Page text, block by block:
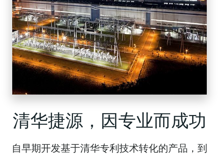
清华捷源，因专业而成功
自早期开发基于清华专利技术转化的产品，到